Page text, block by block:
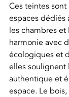
Ces teintes
espaces dédiés
les chambres et
harmonie avec
écologiques et
elles soulignent
authentique et
espace. Le